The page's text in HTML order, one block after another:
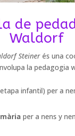
de
Waldorf
Steinerés una
la pedagogia
infantil) per a
per a nens y